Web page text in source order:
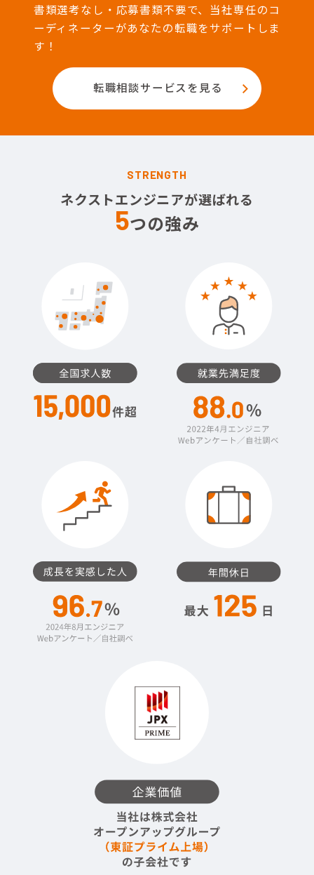
書類選考なし・応募書類不要で、当社専任のコ
ーディネーターがあなたの転職をサポートしま
す！
転職相談サービスを見る
STRENGTH
ネクストエンジニアが選ばれる
5つの強み